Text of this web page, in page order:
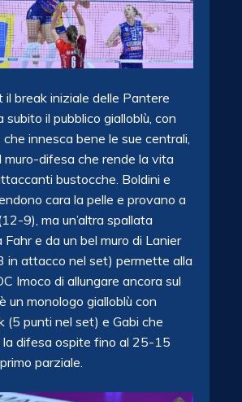
il break iniziale delle Pantere
il pubblico gialloblù, con
innesca bene le sue centrali,
muro-difesa che rende la vita
bustocche. Boldini e
cara la pelle e provano a
9), ma un’altra spallata
e da un bel muro di Lanier
in attacco nel set) permette alla
Imoco di allungare ancora sul
un monologo gialloblù con
(5 punti nel set) e Gabi che
la difesa ospite fino al 25-15
parziale.